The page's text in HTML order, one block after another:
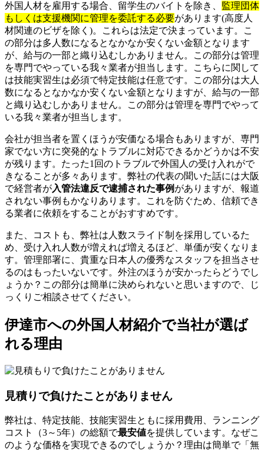
外国人材を雇用する場合、留学生のバイトを除き、 監理団体
もしくは支援機関に管理を委託する必要があります(高度人
材関連のビザを除く)。これらは法定で決まっています。こ
の部分は多人数になるとなかなか安くない金額となります
が、給与の一部と織り込むしかありません。この部分は管理
を専門でやっている我々業者が担当します。こちらに関して
は技能実習生は必須で特定技能は任意です。この部分は大人
数になるとなかなか安くない金額となりますが、給与の一部
と織り込むしかありません。この部分は管理を専門でやって
いる我々業者が担当します。
会社が担当者を置くほうが安価なる場合もありますが、専門
家でない方に突発的なトラブルに対応できるかどうかは不安
が残ります。たった1回のトラブルで外国人の受け入れがで
きなることが多々あります。弊社の代表の聞いた話には大阪
で経営者が入管法違反で逮捕された事例 がありますが、報道
されない事例もかなりあります。これを防ぐため、信頼でき
る業者に依頼をすることがおすすめです。
また、コストも、弊社は人数スライド制を採用しているた
め、受け入れ人数が増えれば増えるほど、単価が安くなりま
す。管理部署に、貴重な日本人の優秀なスタッフを担当させ
るのはもったいないです。外注のほうが安かったらどうでし
ょうか？この部分は簡単に決められないと思いますので、じ
っくりご相談させてください。
伊達市への外国人材紹介で当社が選ば
れる理由
見積りで負けたことがありません
弊社は、特定技能、技能実習生ともに採用費用、ランニング
コスト（3～5年）の総額で最安値を提供しています。なぜこ
のような価格を実現できるのでしょうか？理由は簡単で「無